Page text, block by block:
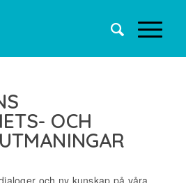
OCH
och ny kunskap på våra